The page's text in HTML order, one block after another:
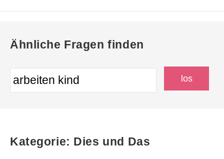
Ähnliche Fragen finden
Kategorie: Dies und Das